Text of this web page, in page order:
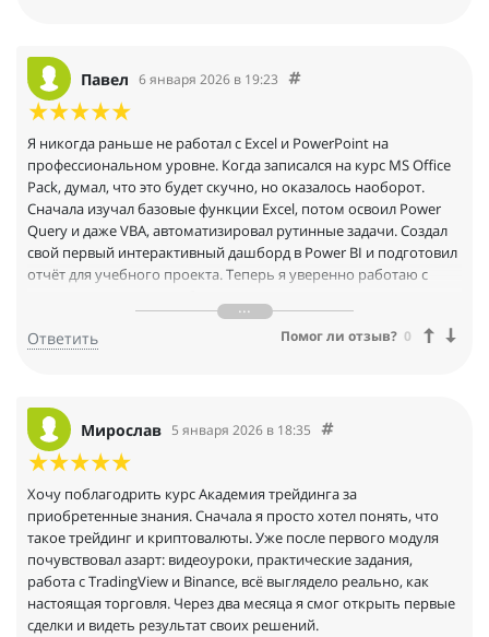
Павел 6 января 2026 в 19:23
Я никогда раньше не работал с Excel и PowerPoint на
профессиональном уровне. Когда записался на курс MS Office
Pack, думал, что это будет скучно, но оказалось наоборот.
Сначала изучал базовые функции Excel, потом освоил Power
Query и даже VBA, автоматизировал рутинные задачи. Создал
свой первый интерактивный дашборд в Power BI и подготовил
отчёт для учебного проекта. Теперь я уверенно работаю с
претендовать на позиции помощника аналитика. Все
оправдалось)
Ответить Помог ли отзыв? 0
Мирослав 5 января 2026 в 18:35
Хочу поблагодрить курс Академия трейдинга за
приобретенные знания. Сначала я просто хотел понять, что
такое трейдинг и криптовалюты. Уже после первого модуля
почувствовал азарт: видеоуроки, практические задания,
работа с TradingView и Binance, всё выглядело реально, как
настоящая торговля. Через два месяца я смог открыть первые
сделки и видеть результат своих решений.